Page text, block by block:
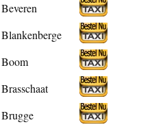
Beveren
Blankenberge
Boom
Brasschaat
Brugge